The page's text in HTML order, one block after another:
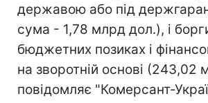
державою або під
сума - 1,78 млрд дол.), і
бюджетних позиках і
на зворотній основі (243,02
повідомляє "Комерсант-